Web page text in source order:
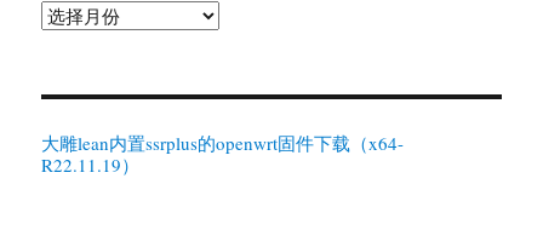
归
大雕lean内置ssrplus的openwrt固件下载（x64-
R22.11.19）